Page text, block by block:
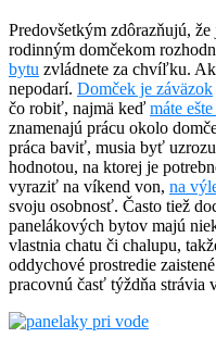
Predovšetkým zdôrazňujú,
rodinným domčekom
bytu zvládnete za chvíľku.
nepodarí. Domček je záväzok
čo robiť, najmä keď máte
znamenajú prácu okolo
práca baviť, musia byť
hodnotou, na ktorej je
vyraziť na víkend von, na
svoju osobnosť. Často tiež
panelákových bytov majú
vlastnia chatu či chalupu,
oddychové prostredie
pracovnú časť týždňa strávia